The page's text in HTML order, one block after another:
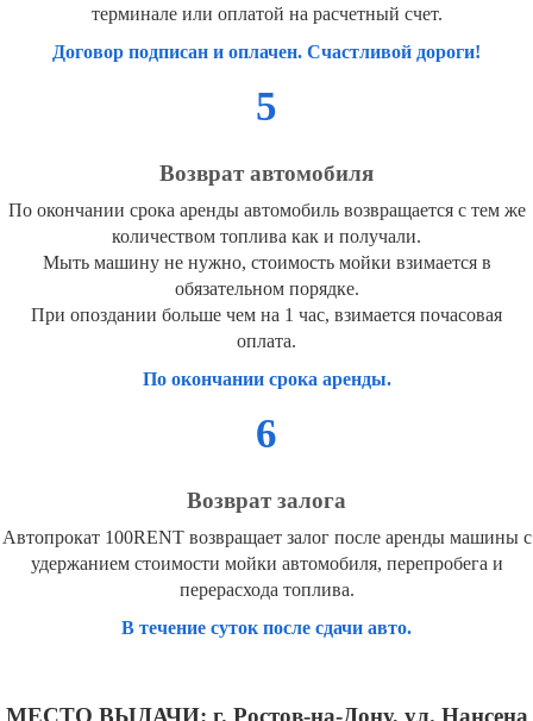
терминале или оплатой на расчетный счет.
Договор подписан и оплачен. Счастливой дороги!
5
Возврат автомобиля
По окончании срока аренды автомобиль возвращается с тем же
количеством топлива как и получали.
Мыть машину не нужно, стоимость мойки взимается в
обязательном порядке.
При опоздании больше чем на 1 час, взимается почасовая
оплата.
По окончании срока аренды.
6
Возврат залога
Автопрокат 100RENT возвращает залог после аренды машины с
удержанием стоимости мойки автомобиля, перепробега и
перерасхода топлива.
В течение суток после сдачи авто.
МЕСТО ВЫДАЧИ: г. Ростов-на-Дону, ул. Нансена